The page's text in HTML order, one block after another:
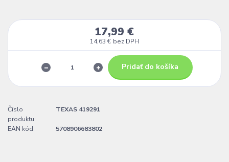
17,99 €
14,63 € bez DPH
Pridať do košíka
Číslo
produktu:
TEXAS 419291
EAN kód: 5708906683802